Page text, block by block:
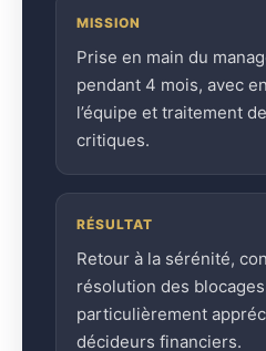
MISSION
Prise en main du
pendant 4 mois, avec
l’équipe et traitement
critiques.
RÉSULTAT
Retour à la sérénité,
résolution des
particulièrement
décideurs financiers.